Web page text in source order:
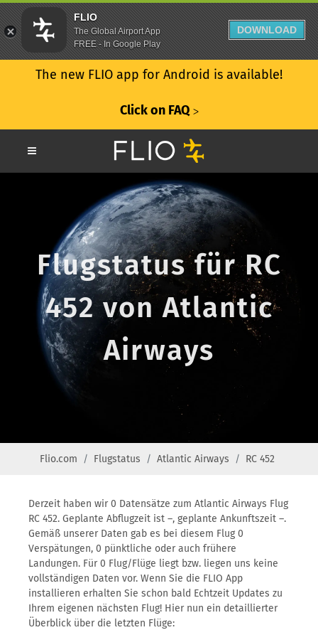
The new FLIO app for Android is available!
Click on FAQ ᐳ
Flugstatus für RC
452 von Atlantic
Airways
Flio.com Flugstatus Atlantic Airways RC 452
Derzeit haben wir 0 Datensätze zum Atlantic Airways Flug
RC 452. Geplante Abflugzeit ist –, geplante Ankunftszeit –.
Gemäß unserer Daten gab es bei diesem Flug 0
Verspätungen, 0 pünktliche oder auch frühere
Landungen. Für 0 Flug/Flüge liegt bzw. liegen uns keine
vollständigen Daten vor. Wenn Sie die FLIO App
installieren erhalten Sie schon bald Echtzeit Updates zu
Ihrem eigenen nächsten Flug! Hier nun ein detaillierter
Überblick über die letzten Flüge:
FLIO
The Global Airport App
FREE - In Google Play
DOWNLOAD